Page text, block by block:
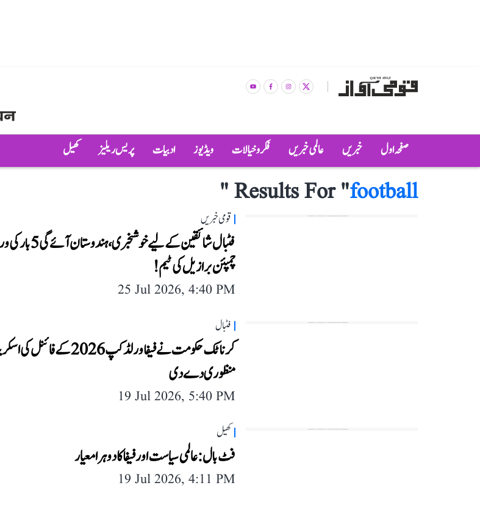
صفحہ اول خبریں عالمی خبریں فکر و خیالات ویڈیوز ادبیات پریس ریلیز کھیل
Results For "football
"
قومی خبریں
فٹبال شائقین کے لیے خوشخبری،
چمپئن برازیل کی ٹیم!
25 Jul 2026, 4:40 PM
فٹبال
کرناٹک حکومت نے فیفا ورلڈ کپ 2026 کے
منظوری دے دی
19 Jul 2026, 5:40 PM
کھیل
فٹ بال :عالمی سیاست اور فیفا کا دوہرا معیار
19 Jul 2026, 4:11 PM